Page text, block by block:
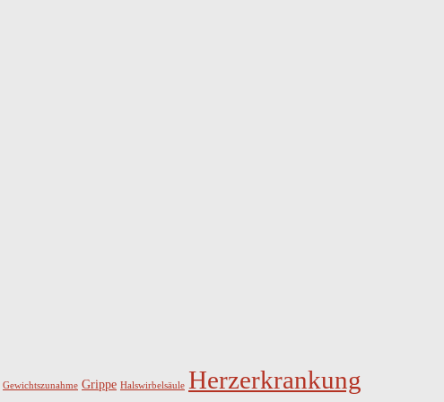
Gewichtszunahme Grippe Halswirbelsäule Herzerkrankung